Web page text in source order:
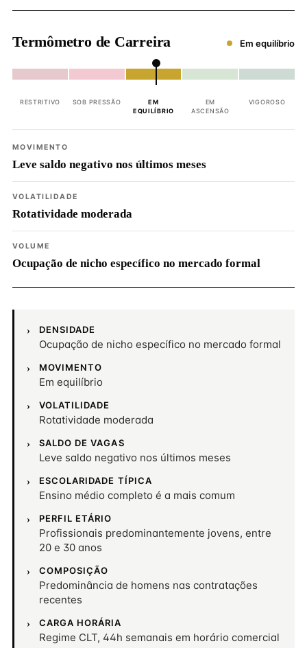
Termômetro de Carreira Em equilíbrio
RESTRITIVO SOB PRESSÃO
EM
EQUILÍBRIO
EM
ASCENSÃO
VIGOROSO
MOVIMENTO
Leve saldo negativo nos últimos meses
VOLATILIDADE
Rotatividade moderada
VOLUME
Ocupação de nicho específico no mercado formal
DENSIDADE
Ocupação de nicho específico no mercado formal
MOVIMENTO
Em equilíbrio
VOLATILIDADE
Rotatividade moderada
SALDO DE VAGAS
Leve saldo negativo nos últimos meses
ESCOLARIDADE TÍPICA
Ensino médio completo é a mais comum
PERFIL ETÁRIO
Profissionais predominantemente jovens, entre
20 e 30 anos
COMPOSIÇÃO
Predominância de homens nas contratações
recentes
CARGA HORÁRIA
Regime CLT, 44h semanais em horário comercial